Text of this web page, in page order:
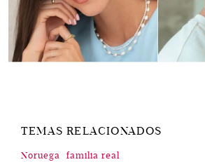
TEMAS RELACIONADOS
Noruega familia real